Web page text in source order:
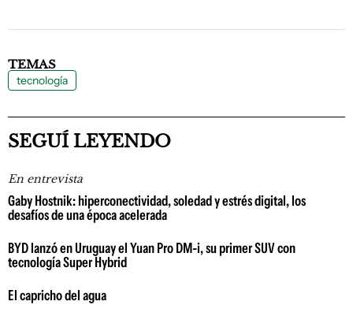
TEMAS
tecnología
SEGUÍ LEYENDO
En entrevista
Gaby Hostnik: hiperconectividad, soledad y estrés digital, los
desafíos de una época acelerada
BYD lanzó en Uruguay el Yuan Pro DM-i, su primer SUV con
tecnología Super Hybrid
El capricho del agua